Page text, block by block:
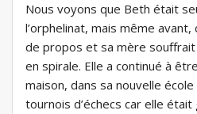
Nous voyons que Beth était
l’orphelinat, mais même
de propos et sa mère souffrait
en spirale. Elle a continué à
maison, dans sa nouvelle
tournois d’échecs car elle